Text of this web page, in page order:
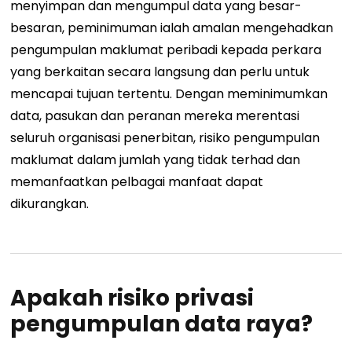
menyimpan dan mengumpul data yang besar-
besaran, peminimuman ialah amalan mengehadkan
pengumpulan maklumat peribadi kepada perkara
yang berkaitan secara langsung dan perlu untuk
mencapai tujuan tertentu. Dengan meminimumkan
data, pasukan dan peranan mereka merentasi
seluruh organisasi penerbitan, risiko pengumpulan
maklumat dalam jumlah yang tidak terhad dan
memanfaatkan pelbagai manfaat dapat
dikurangkan.
Apakah risiko privasi
pengumpulan data raya?